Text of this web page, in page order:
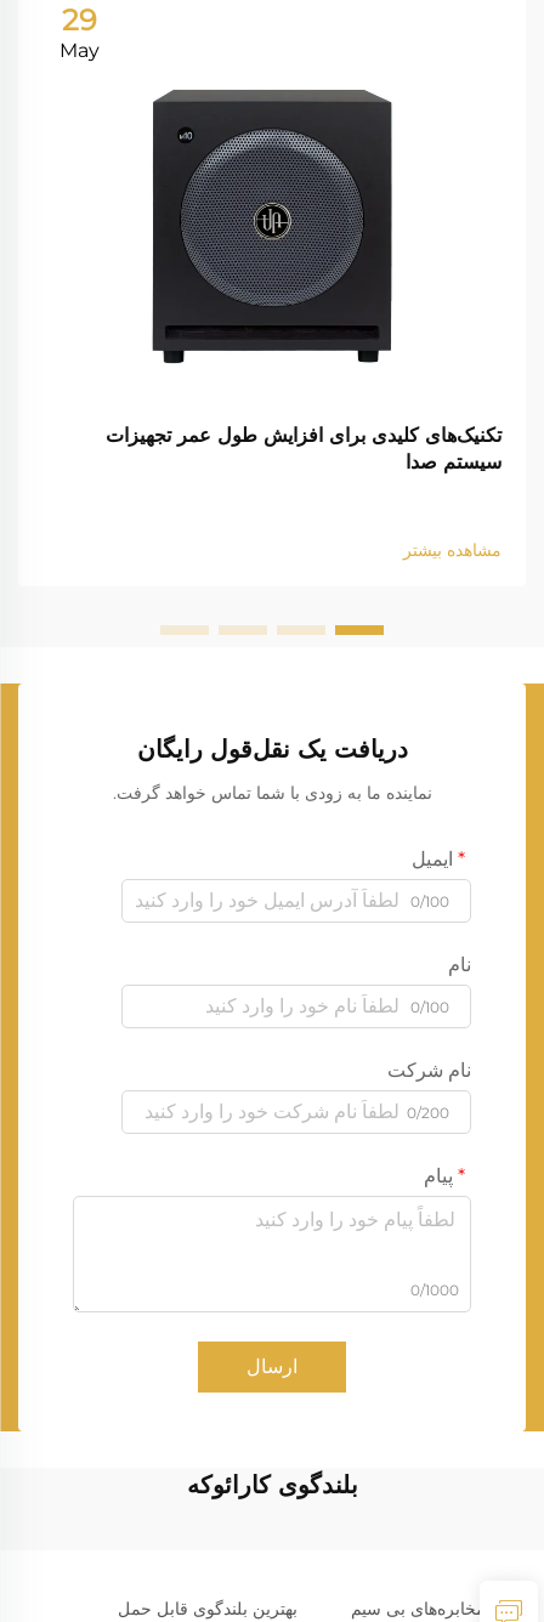
29
May
تکنیک‌های کلیدی برای افزایش طول عمر تجهیزات
سیستم صدا
مشاهده بیشتر
دریافت یک نقل‌قول رایگان
نماینده ما به زودی با شما تماس خواهد گرفت.
ایمیل
0/100
نام
0/100
نام شرکت
0/200
پیام
0/1000
ارسال
بلندگوی کارائوکه
مخابره‌های بی سیم بهترین بلندگوی قابل حمل